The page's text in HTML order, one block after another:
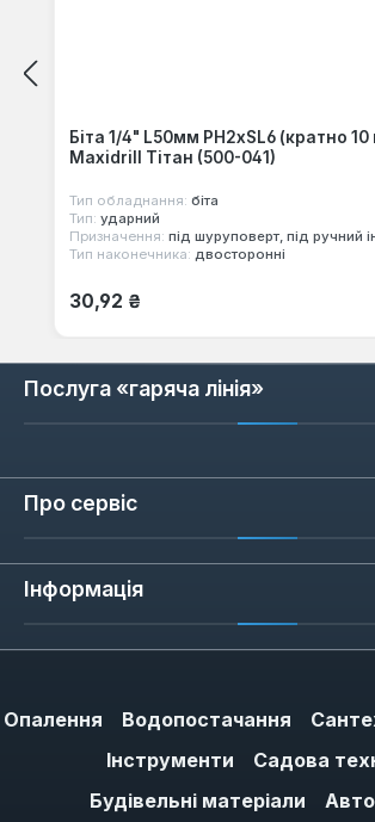
Біта 1/4" L50мм PH2хSL6 (кратно 10
Maxidrill Тітан (500-041)
Тип обладнання: біта
Тип: ударний
Призначення: під шуруповерт, під ручний
Тип наконечника: двосторонні
Звичайна ціна:
30,92 ₴
Послуга «гаряча лінія»
Про сервіс
Інформація
Опалення Водопостачання
Інструменти
Садова
Будівельні матеріали